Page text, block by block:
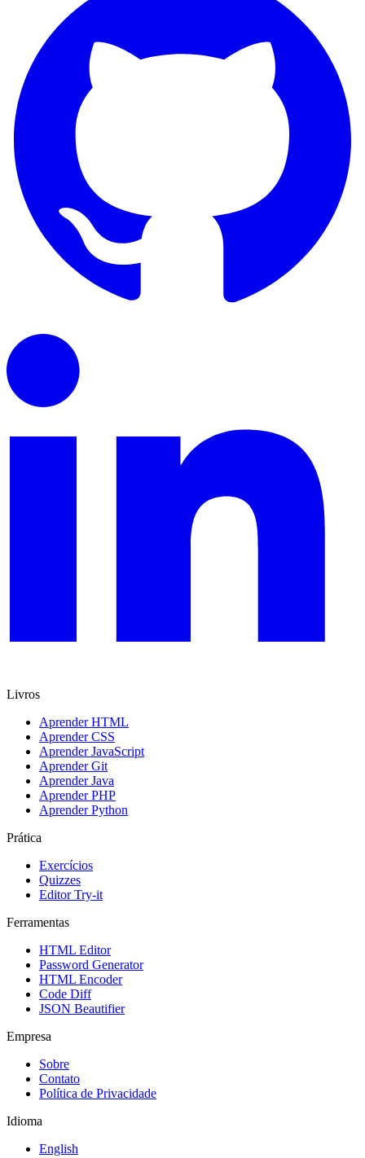
Livros
Aprender HTML
Aprender CSS
Aprender JavaScript
Aprender Git
Aprender Java
Aprender PHP
Aprender Python
Prática
Exercícios
Quizzes
Editor Try-it
Ferramentas
HTML Editor
Password Generator
HTML Encoder
Code Diff
JSON Beautifier
Empresa
Sobre
Contato
Política de Privacidade
Idioma
English